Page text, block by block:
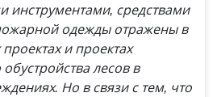
инструментами, средствами
одежды отражены в
и проектах
лесов в
Но в связи с тем, что